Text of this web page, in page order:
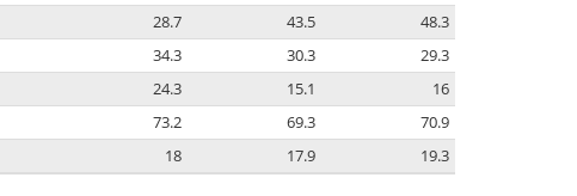
28.7 43.5
48.3
34.3 30.3
29.3
24.3 15.1
16
73.2 69.3
70.9
18 17.9 19.3